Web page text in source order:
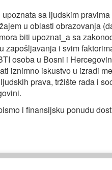
sa ljudskim
u oblasti obrazovanja
biti upoznat_a sa
zapošljavanja i svim
osoba u Bosni i
iznimno iskustvo u izradi
prava, tržište rada i
i finansijsku ponudu